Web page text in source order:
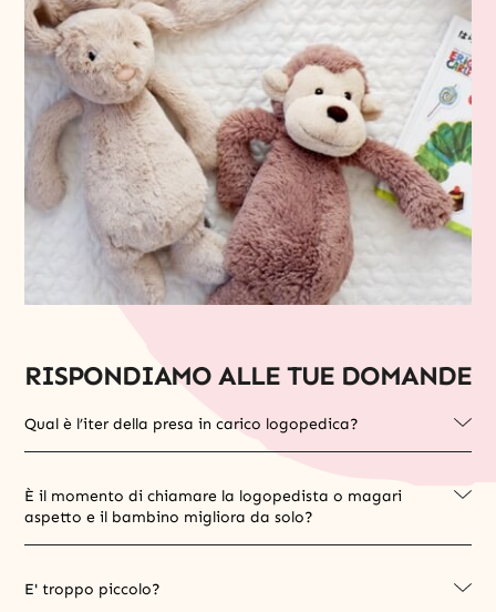
RISPONDIAMO ALLE TUE DOMANDE
Qual è l’iter della presa in carico logopedica?
È il momento di chiamare la logopedista o magari
aspetto e il bambino migliora da solo?
E' troppo piccolo?